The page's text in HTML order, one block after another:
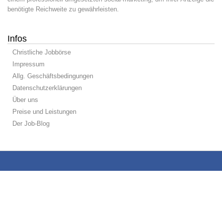
benötigte Reichweite zu gewährleisten.
Infos
Christliche Jobbörse
Impressum
Allg. Geschäftsbedingungen
Datenschutzerklärungen
Über uns
Preise und Leistungen
Der Job-Blog